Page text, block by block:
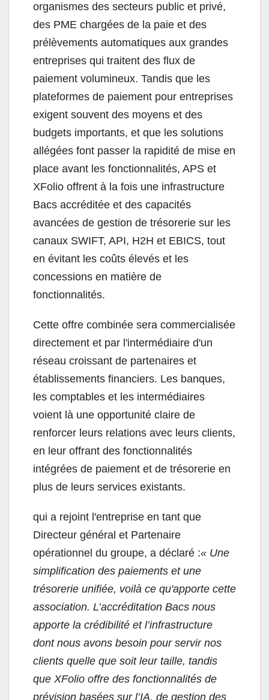
organismes des secteurs public et privé,
des PME chargées de la paie et des
prélèvements automatiques aux grandes
entreprises qui traitent des flux de
paiement volumineux. Tandis que les
plateformes de paiement pour entreprises
exigent souvent des moyens et des
budgets importants, et que les solutions
allégées font passer la rapidité de mise en
place avant les fonctionnalités, APS et
XFolio offrent à la fois une infrastructure
Bacs accréditée et des capacités
avancées de gestion de trésorerie sur les
canaux SWIFT, API, H2H et EBICS, tout
en évitant les coûts élevés et les
concessions en matière de
fonctionnalités.
Cette offre combinée sera commercialisée
directement et par l'intermédiaire d'un
réseau croissant de partenaires et
établissements financiers. Les banques,
les comptables et les intermédiaires
voient là une opportunité claire de
renforcer leurs relations avec leurs clients,
en leur offrant des fonctionnalités
intégrées de paiement et de trésorerie en
plus de leurs services existants.
qui a rejoint l'entreprise en tant que
Directeur général et Partenaire
opérationnel du groupe, a déclaré :« Une
simplification des paiements et une
trésorerie unifiée, voilà ce qu'apporte cette
association. L’accréditation Bacs nous
apporte la crédibilité et l’infrastructure
dont nous avons besoin pour servir nos
clients quelle que soit leur taille, tandis
que XFolio offre des fonctionnalités de
prévision basées sur l’IA, de gestion des